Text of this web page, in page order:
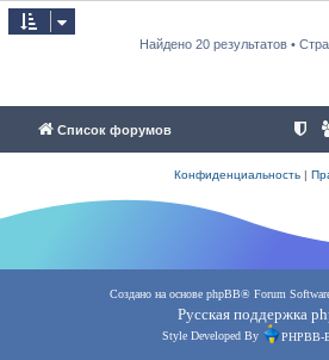
Найдено 20 результатов •
Список форумов
Конфиденциальность|
Создано на основе phpBB® Forum
Русская поддержка
Style Developed By PHPBB-